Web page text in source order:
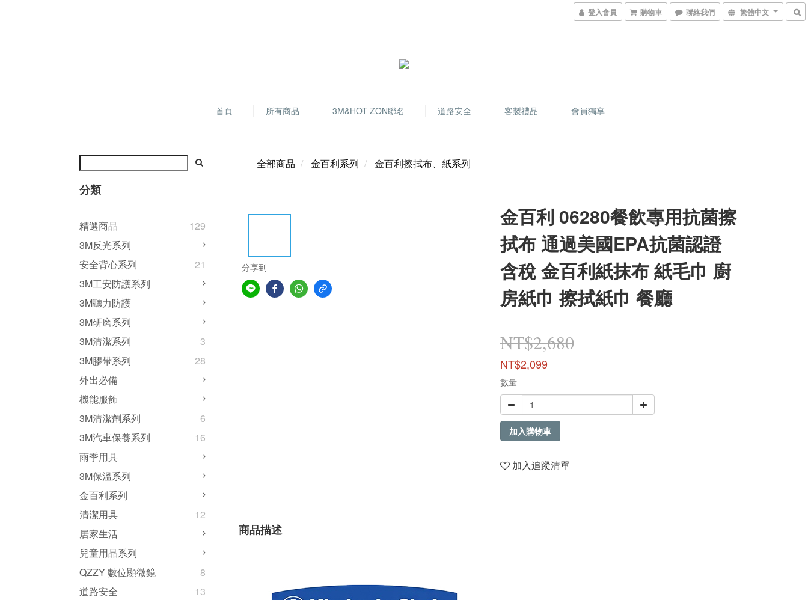
登入會員 購物車 聯絡我們 繁體中文
首頁 所有商品 3M&HOT ZON聯名 道路安全 客製禮品 會員獨享
分類
精選商品
129
3M反光系列
安全背心系列
21
3M工安防護系列
3M聽力防護
3M研磨系列
3M清潔系列
3
3M膠帶系列
28
外出必備
機能服飾
3M清潔劑系列
6
3M汽車保養系列
16
雨季用具
3M保溫系列
金百利系列
清潔用具
12
居家生活
兒童用品系列
QZZY 數位顯微鏡
8
道路安全
13
全部商品 金百利系列 金百利擦拭布、紙系列
分享到
金百利 06280餐飲專用抗菌擦
拭布 通過美國EPA抗菌認證
含稅 金百利紙抹布 紙毛巾 廚
房紙巾 擦拭紙巾 餐廳
NT$2,680
NT$2,099
數量
加入購物車
加入追蹤清單
商品描述